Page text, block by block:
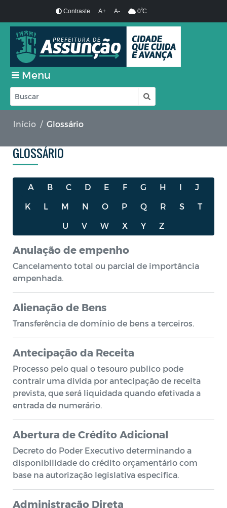
Contraste A+ A- 0ºC
Menu
Início Glossário
GLOSSÁRIO
A B C D E F G H I
J
K
L M N O P Q R S
T
U
V W X Y Z
Anulação de empenho
Cancelamento total ou parcial de importância
empenhada.
Alienação de Bens
Transferência de domínio de bens a terceiros.
Antecipação da Receita
Processo pelo qual o tesouro publico pode
contrair uma divida por antecipação de receita
prevista, que será liquidada quando efetivada a
entrada de numerário.
Abertura de Crédito Adicional
Decreto do Poder Executivo determinando a
disponibilidade do crédito orçamentário com
base na autorização legislativa especifica.
Administração Direta